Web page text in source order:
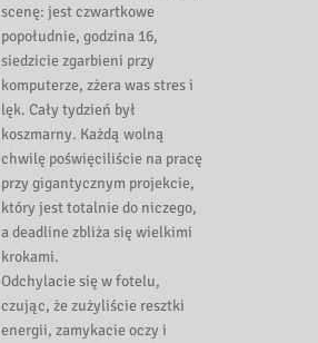
scenę: jest czwartkowe
popołudnie, godzina 16,
siedzicie zgarbieni przy
komputerze, zżera was stres i
lęk. Cały tydzień był
koszmarny. Każdą wolną
chwilę poświęciliście na pracę
przy gigantycznym projekcie,
który jest totalnie do niczego,
a deadline zbliża się wielkimi
krokami.
Odchylacie się w fotelu,
czując, że zużyliście resztki
energii, zamykacie oczy i